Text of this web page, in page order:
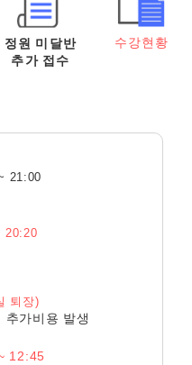
정원 미달반
추가 접수
수강현황
21:00
20:20
퇴장)
추가비용 발생
12:45